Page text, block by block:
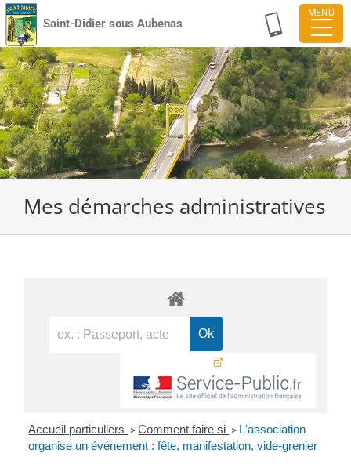
Passer
au
contenu
Saint-Didier sous Aubenas
Mes démarches administratives
Accueil particuliers > Comment faire si > L'association
organise un événement : fête, manifestation, vide-grenier